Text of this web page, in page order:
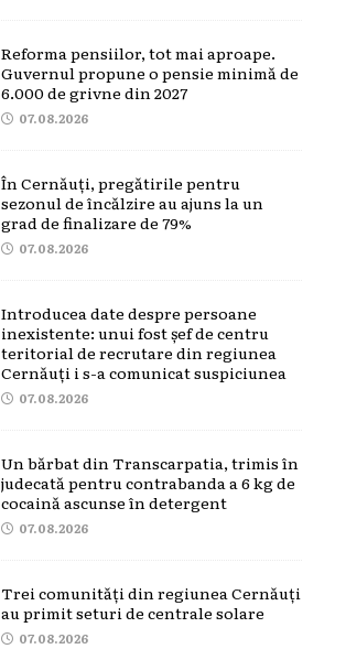
Reforma pensiilor, tot mai aproape.
Guvernul propune o pensie minimă de
6.000 de grivne din 2027
07.08.2026
În Cernăuți, pregătirile pentru
sezonul de încălzire au ajuns la un
grad de finalizare de 79%
07.08.2026
Introducea date despre persoane
inexistente: unui fost șef de centru
teritorial de recrutare din regiunea
Cernăuți i s-a comunicat suspiciunea
07.08.2026
Un bărbat din Transcarpatia, trimis în
judecată pentru contrabanda a 6 kg de
cocaină ascunse în detergent
07.08.2026
Trei comunități din regiunea Cernăuți
au primit seturi de centrale solare
07.08.2026